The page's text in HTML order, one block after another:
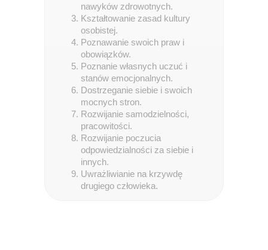
nawyków zdrowotnych.
Kształtowanie zasad kultury
osobistej.
Poznawanie swoich praw i
obowiązków.
Poznanie własnych uczuć i
stanów emocjonalnych.
Dostrzeganie siebie i swoich
mocnych stron.
Rozwijanie samodzielności,
pracowitości.
Rozwijanie poczucia
odpowiedzialności za siebie i
innych.
Uwrażliwianie na krzywdę
drugiego człowieka.